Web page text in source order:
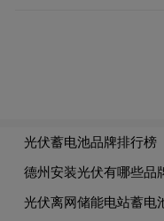
足劲旅，自然没
球员们为四年一